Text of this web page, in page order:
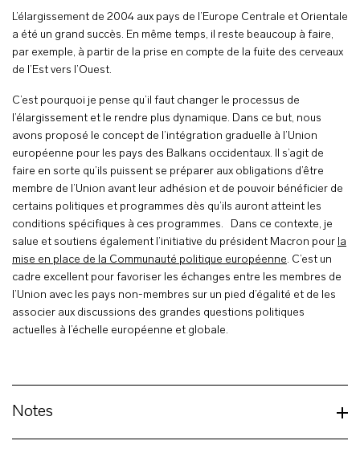
L’élargissement de 2004 aux pays de l’Europe Centrale et Orientale
a été un grand succès. En même temps, il reste beaucoup à faire,
par exemple, à partir de la prise en compte de la fuite des cerveaux
de l’Est vers l’Ouest.
C’est pourquoi je pense qu’il faut changer le processus de
l’élargissement et le rendre plus dynamique. Dans ce but, nous
avons proposé le concept de l’intégration graduelle à l’Union
européenne pour les pays des Balkans occidentaux. Il s’agit de
faire en sorte qu’ils puissent se préparer aux obligations d’être
membre de l’Union avant leur adhésion et de pouvoir bénéficier de
certains politiques et programmes dès qu’ils auront atteint les
conditions spécifiques à ces programmes. Dans ce contexte, je
salue et soutiens également l’initiative du président Macron pour la
mise en place de la Communauté politique européenne. C’est un
cadre excellent pour favoriser les échanges entre les membres de
l’Union avec les pays non-membres sur un pied d’égalité et de les
associer aux discussions des grandes questions politiques
actuelles à l’échelle européenne et globale.
Notes